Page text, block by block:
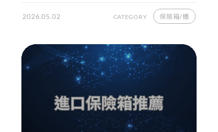
2026.05.02 CATEGORY 保險箱/櫃